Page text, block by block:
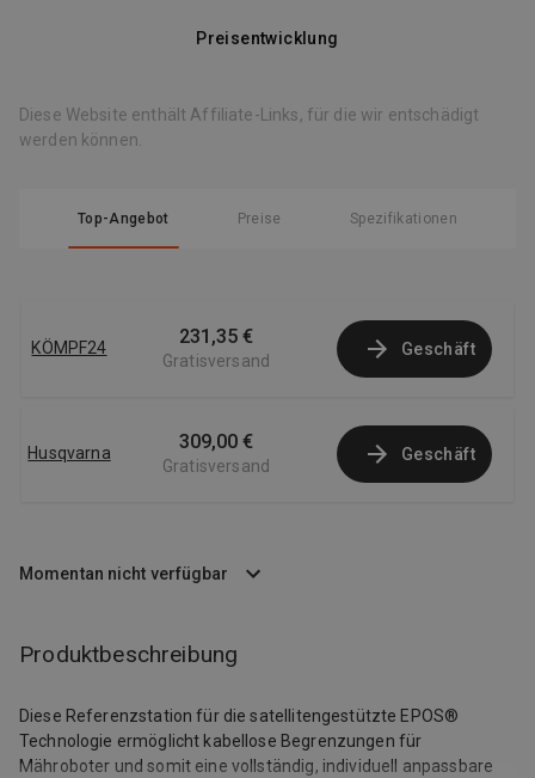
Preisentwicklung
Diese Website enthält Affiliate-Links, für die wir entschädigt
werden können.
Top-Angebot Preise Spezifikationen
KÖMPF24 231,35 €
Gratisversand
Geschäft
Husqvarna 309,00 €
Gratisversand
Geschäft
Momentan nicht verfügbar
Produktbeschreibung
Diese Referenzstation für die satellitengestützte EPOS®
Technologie ermöglicht kabellose Begrenzungen für
Mähroboter und somit eine vollständig, individuell anpassbare